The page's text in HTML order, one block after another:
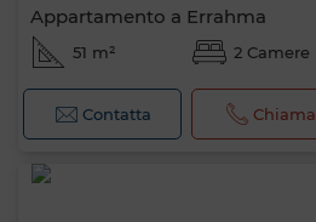
Appartamento a Errahma
51 m² 2 Camere
Contatta Chiama